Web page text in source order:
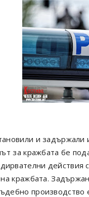
и
за кражбата бе
действия
кражбата.